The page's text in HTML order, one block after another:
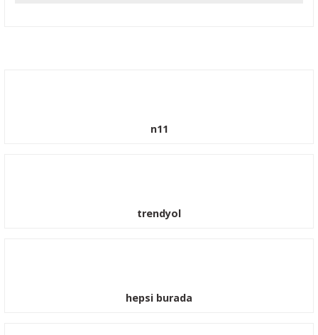
n11
trendyol
hepsi burada